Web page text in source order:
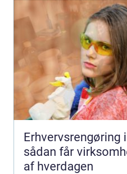
Erhvervsrengøring
sådan får
af hverdagen